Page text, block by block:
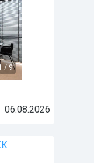
/9
06.08.2026